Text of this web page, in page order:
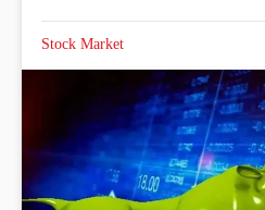
Stock Market